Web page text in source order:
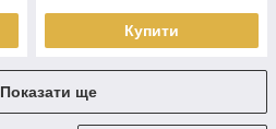
Купити
Показати ще